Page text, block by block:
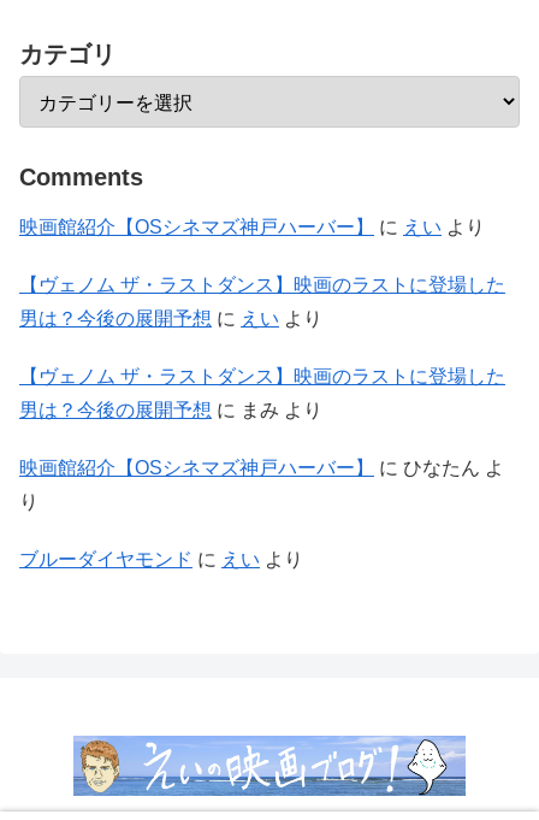
カテゴリ
Comments
映画館紹介【OSシネマズ神戸ハーバー】 に えい より
【ヴェノム ザ・ラストダンス】映画のラストに登場した
男は？今後の展開予想 に えい より
【ヴェノム ザ・ラストダンス】映画のラストに登場した
男は？今後の展開予想 に まみ より
映画館紹介【OSシネマズ神戸ハーバー】 に ひなたん よ
り
ブルーダイヤモンド に えい より